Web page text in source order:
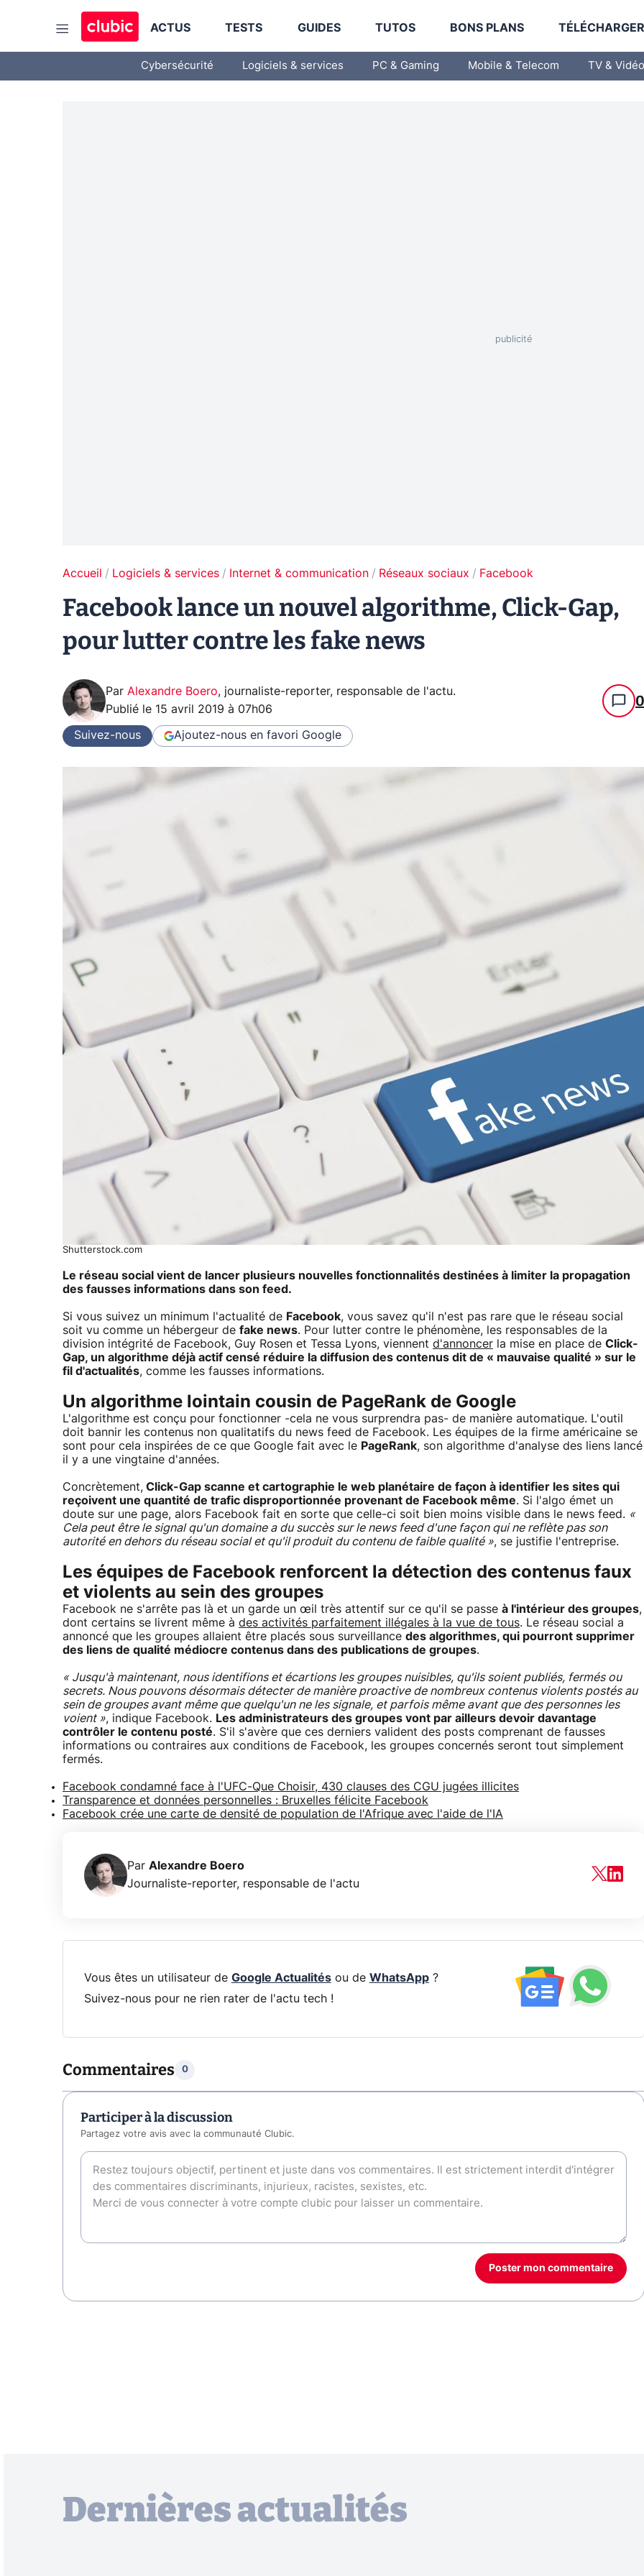
ACTUS TESTS GUIDES TUTOS BONS PLANS
Cybersécurité Logiciels & services PC & Gaming Mobile & Telecom TV & Vidéo
Accueil Logiciels & services Internet & communication Réseaux sociaux Facebook
Facebook lance un nouvel algorithme, Click-Gap,
pour lutter contre les fake news
Par Alexandre Boero, journaliste-reporter, responsable de l'actu.
Publié le 15 avril 2019 à 07h06 0
Suivez-nous Ajoutez-nous en favori Google
Shutterstock.com
Le réseau social vient de lancer plusieurs nouvelles fonctionnalités destinées à limiter la propagation
des fausses informations dans son feed.
Si vous suivez un minimum l'actualité de Facebook, vous savez qu'il n'est pas rare que le réseau social
soit vu comme un hébergeur de fake news. Pour lutter contre le phénomène, les responsables de la
division intégrité de Facebook, Guy Rosen et Tessa Lyons, viennent d'annoncer la mise en place de Click-
Gap, un algorithme déjà actif censé réduire la diffusion des contenus dit de « mauvaise qualité » sur le
fil d'actualités, comme les fausses informations.
Un algorithme lointain cousin de PageRank de Google
L'algorithme est conçu pour fonctionner -cela ne vous surprendra pas- de manière automatique. L'outil
doit bannir les contenus non qualitatifs du news feed de Facebook. Les équipes de la firme américaine se
sont pour cela inspirées de ce que Google fait avec le PageRank, son algorithme d'analyse des liens lancé
il y a une vingtaine d'années.
Concrètement, Click-Gap scanne et cartographie le web planétaire de façon à identifier les sites qui
reçoivent une quantité de trafic disproportionnée provenant de Facebook même. Si l'algo émet un
doute sur une page, alors Facebook fait en sorte que celle-ci soit bien moins visible dans le news feed. «
Cela peut être le signal qu'un domaine a du succès sur le news feed d'une façon qui ne reflète pas son
autorité en dehors du réseau social et qu'il produit du contenu de faible qualité », se justifie l'entreprise.
Les équipes de Facebook renforcent la détection des contenus faux
et violents au sein des groupes
Facebook ne s'arrête pas là et un garde un œil très attentif sur ce qu'il se passe à l'intérieur des groupes,
dont certains se livrent même à des activités parfaitement illégales à la vue de tous. Le réseau social a
annoncé que les groupes allaient être placés sous surveillance des algorithmes, qui pourront supprimer
des liens de qualité médiocre contenus dans des publications de groupes.
« Jusqu'à maintenant, nous identifions et écartions les groupes nuisibles, qu'ils soient publiés, fermés ou
secrets. Nous pouvons désormais détecter de manière proactive de nombreux contenus violents postés au
sein de groupes avant même que quelqu'un ne les signale, et parfois même avant que des personnes les
voient », indique Facebook. Les administrateurs des groupes vont par ailleurs devoir davantage
contrôler le contenu posté. S'il s'avère que ces derniers valident des posts comprenant de fausses
informations ou contraires aux conditions de Facebook, les groupes concernés seront tout simplement
fermés.
Facebook condamné face à l'UFC-Que Choisir, 430 clauses des CGU jugées illicites
Transparence et données personnelles : Bruxelles félicite Facebook
Facebook crée une carte de densité de population de l'Afrique avec l'aide de l'IA
Par Alexandre Boero
Journaliste-reporter, responsable de l'actu
Vous êtes un utilisateur de Google Actualitésou de WhatsApp?
Suivez-nous pour ne rien rater de l'actu tech !
Commentaires 0
Participer à la discussion
Partagez votre avis avec la communauté Clubic.
Poster mon commentaire
Dernières actualités